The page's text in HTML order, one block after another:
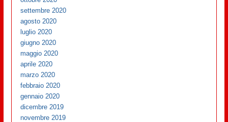
settembre 2020
agosto 2020
luglio 2020
giugno 2020
maggio 2020
aprile 2020
marzo 2020
febbraio 2020
gennaio 2020
dicembre 2019
novembre 2019